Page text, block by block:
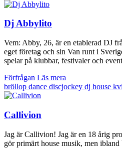
Dj Abbylito
Vem: Abby, 26, är en etablerad DJ
eget företag och sin Van runt i
spelar på klubbar, festivaler och
Förfrågan Läs mera
bröllop dance discjockey dj house
Callivion
Jag är Callivion! Jag är en 18 årig
gör primärt house musik, men